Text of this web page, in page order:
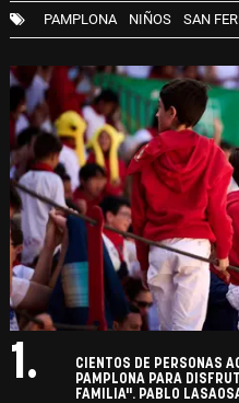
PAMPLONA NIÑOS SAN
1.
CIENTOS DE PERSONAS
PAMPLONA PARA
FAMILIA". PABLO